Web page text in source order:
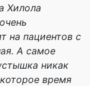
Хилола
на пациентов с
А самое
никак
время